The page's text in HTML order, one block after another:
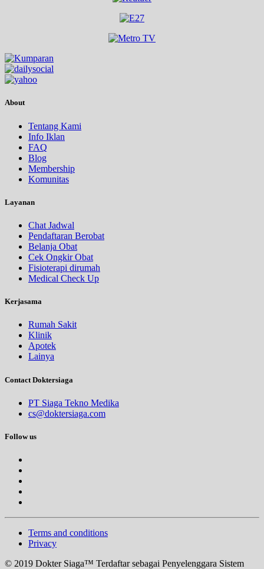
About
Tentang Kami
Info Iklan
FAQ
Blog
Membership
Komunitas
Layanan
Chat Jadwal
Pendaftaran Berobat
Belanja Obat
Cek Ongkir Obat
Fisioterapi dirumah
Medical Check Up
Kerjasama
Rumah Sakit
Klinik
Apotek
Lainya
Contact Doktersiaga
PT Siaga Tekno Medika
cs@doktersiaga.com
Follow us
Terms and conditions
Privacy
© 2019 Dokter Siaga™ Terdaftar sebagai Penyelenggara Sistem